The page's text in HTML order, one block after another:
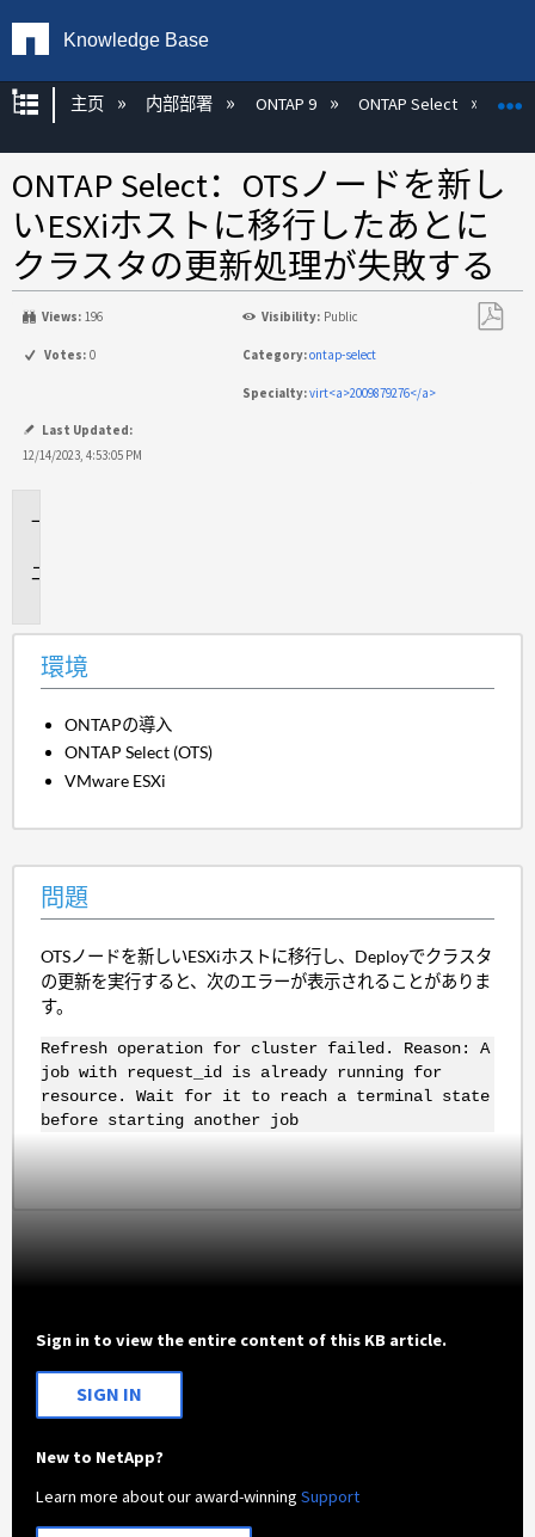
Knowledge Base
扩展/隐缩全局层次
主页 内部部署 ONTAP 9 ONTAP Select
ONTAP Select：OTSノードを新し
いESXiホストに移行したあとに
クラスタの更新処理が失敗する
Views: 196 Visibility: Public
Votes: 0 Category:ontap-select
Specialty:virt<a>2009879276</a>
Last Updated:
12/14/2023, 4:53:05 PM
環境
ONTAPの導入
ONTAP Select (OTS)
VMware ESXi
問題
OTSノードを新しいESXiホストに移行し、Deployでクラスタ
の更新を実行すると、次のエラーが表示されることがありま
す。
Refresh operation for cluster failed. Reason: A
job with request_id is already running for
resource. Wait for it to reach a terminal state
before starting another job
Sign in to view the entire content of this KB article.
SIGN IN
New to NetApp?
Learn more about our award-winningSupport